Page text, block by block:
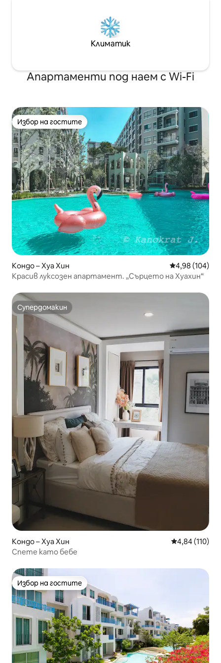
Климатик
Апартаменти под наем с Wi-Fi
Избор на гостите
Избор на гостите
Кондо – Хуа Хин Средна
4,98 (104)
Красив луксозен апартамент. „Сърцето на Хуахин“
Супердомакин
Супердомакин
Кондо – Хуа Хин Средна
4,84 (110)
Спете като бебе
Избор на гостите
Избор на гостите